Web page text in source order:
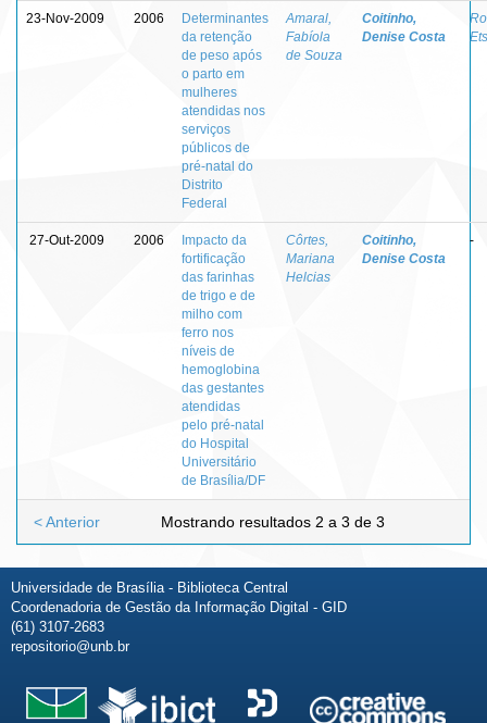
23-Nov-2009 2006
Determinantes
da retenção
de peso após
o parto em
mulheres
atendidas nos
serviços
públicos de
pré-natal do
Distrito
Federal
Amaral,
Fabíola
de Souza
Coitinho,
Denise Costa
27-Out-2009 2006
Impacto da
fortificação
das farinhas
de trigo e de
milho com
ferro nos
níveis de
hemoglobina
das gestantes
atendidas
pelo pré-natal
do Hospital
Universitário
de Brasília/DF
Côrtes,
Mariana
Helcias
Coitinho,
Denise Costa
-
Mostrando resultados 2 a 3 de 3
< Anterior
Universidade de Brasília - Biblioteca Central
Coordenadoria de Gestão da Informação Digital - GID
(61) 3107-2683
repositorio@unb.br